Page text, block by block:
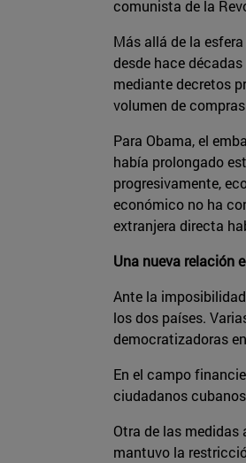
comunista de la
Más allá de la
desde hace
mediante decretos
volumen de
Para Obama, el
había prolongado
progresivamente,
económico no ha
extranjera directa
Una nueva relación
Ante la
los dos países.
democratizadoras
En el campo
ciudadanos
Otra de las medidas
mantuvo la